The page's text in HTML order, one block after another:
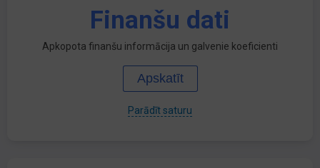
Finanšu dati
Apkopota finanšu informācija un galvenie koeficienti
Apskatīt
Parādīt saturu